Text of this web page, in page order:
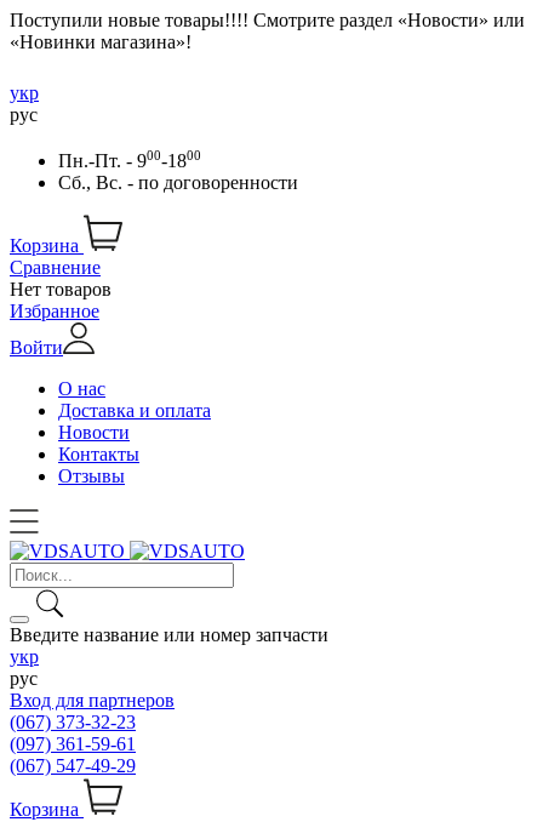
Поступили новые товары!!!! Смотрите раздел «Новости» или
«Новинки магазина»!
укр
рус
Пн.-Пт. - 900-1800
Сб., Вс. - по договоренности
Корзина
Сравнение
Нет товаров
Избранное
Войти
О нас
Доставка и оплата
Новости
Контакты
Отзывы
Введите название или номер запчасти
укр
рус
Вход для партнеров
(067) 373-32-23
(097) 361-59-61
(067) 547-49-29
Корзина